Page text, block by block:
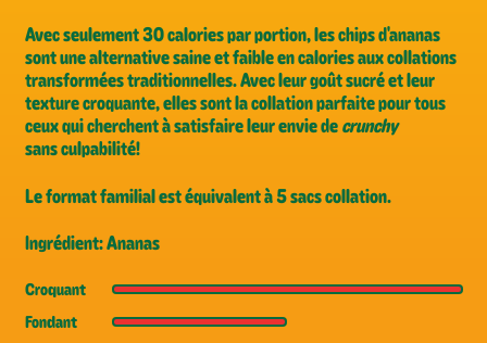
Avec seulement 30 calories par portion, les chips d'ananas
sont une alternative saine et faible en calories aux collations
transformées traditionnelles. Avec leur goût sucré et leur
texture croquante, elles sont la collation parfaite pour tous
ceux qui cherchent à satisfaire leur envie decrunchy
sans culpabilité!
Le format familial est équivalent à 5 sacs collation.
Ingrédient: Ananas
Croquant
Fondant